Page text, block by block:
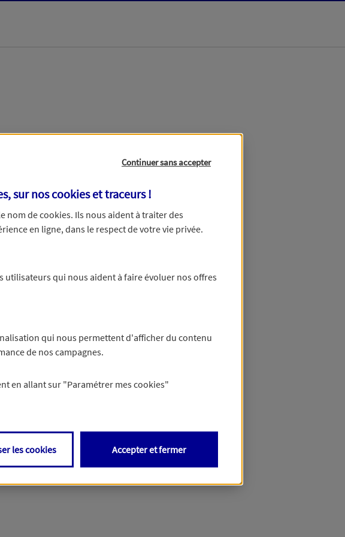
Continuer sans accepter
sur noscookies et traceurs!
nom decookies. Ils nous aident à traiter des
en ligne, dans le respect de votre vie privée.
utilisateurs qui nous aident à faire évoluer nos offres
qui nous permettent d'afficher du contenu
de nos campagnes.
en allant sur "Paramétrer mescookies"
les cookies Accepter et fermer